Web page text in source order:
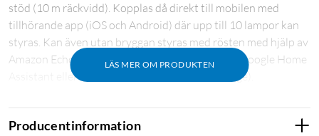
LÄS MER OM PRODUKTEN
stöd (10 m räckvidd). Kopplas då direkt till mobilen med
tillhörande app (iOS och Android) där upp till 10 lampor kan
styras. Kan även utan bryggan styras med rösten med hjälp av
Amazon Echo, Apple HomeKit (via Hue Bridge), Google Home
Assistant eller Microsoft Cortana (via Hue Bridge).
För full funktionalitet som fjärrstyrning utanför hemmet,
röststyrning i mobilen, wake up-light, schemaläggning,
Producentinformation